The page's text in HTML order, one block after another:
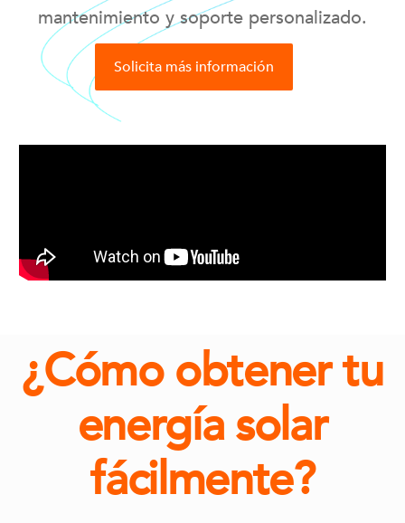
mantenimiento y soporte personalizado.
Solicita más información
¿Cómo obtener tu
energía solar
fácilmente?